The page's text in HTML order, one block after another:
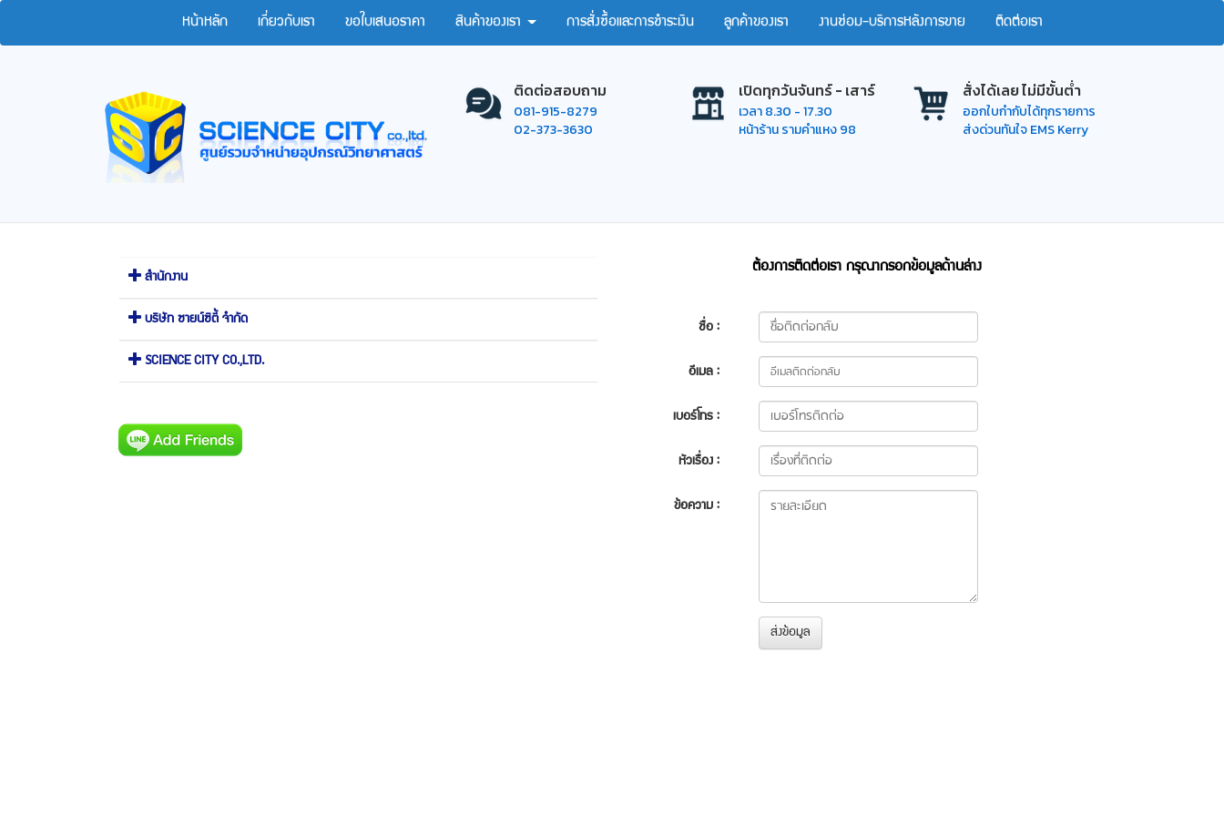
หน้าหลัก เกี่ยวกับเรา ขอใบเสนอราคา สินค้าของเรา การสั่งซื้อและการชำระเงิน ลูกค้าของเรา งานซ่อม-บริการหลังการขาย ติดต่อเรา
ติดต่อสอบถาม
081-915-8279
02-373-3630
เปิดทุกวันจันทร์ - เสาร์
เวลา 8.30 - 17.30
หน้าร้าน รามคำแหง 98
สั่งได้เลย ไม่มีขั้นต่ำ
ออกใบกำกับได้ทุกรายการ
ส่งด่วนทันใจ EMS Kerry
สำนักงาน
บริษัท ซายน์ซิตี้ จำกัด
SCIENCE CITY CO.,LTD.
ต้องการติดต่อเรา กรุณากรอกข้อมูลด้านล่าง
ชื่อ :
อีเมล :
เบอร์โทร :
หัวเรื่อง :
ข้อความ :
ส่งข้อมูล